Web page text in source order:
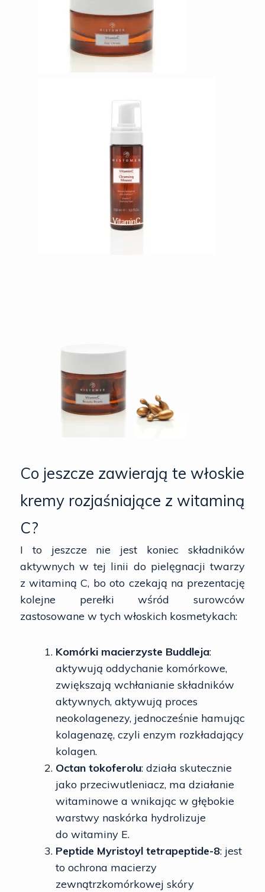
Co jeszcze zawierają te włoskie
kremy rozjaśniające z witaminą
C?
I to jeszcze nie jest koniec składników
aktywnych w tej linii do pielęgnacji twarzy
z witaminą C, bo oto czekają na prezentację
kolejne perełki wśród surowców
zastosowane w tych włoskich kosmetykach:
Komórki macierzyste Buddleja:
aktywują oddychanie komórkowe,
zwiększają wchłanianie składników
aktywnych, aktywują proces
neokolagenezy, jednocześnie hamując
kolagenazę, czyli enzym rozkładający
kolagen.
Octan tokoferolu: działa skutecznie
jako przeciwutleniacz, ma działanie
witaminowe a wnikając w głębokie
warstwy naskórka hydrolizuje
do witaminy E.
Peptide Myristoyl tetrapeptide-8: jest
to ochrona macierzy
zewnątrzkomórkowej skóry